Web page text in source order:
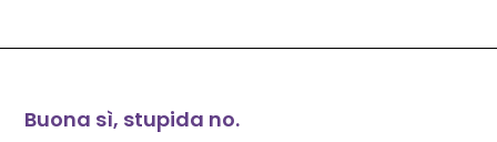
Buona sì, stupida no.